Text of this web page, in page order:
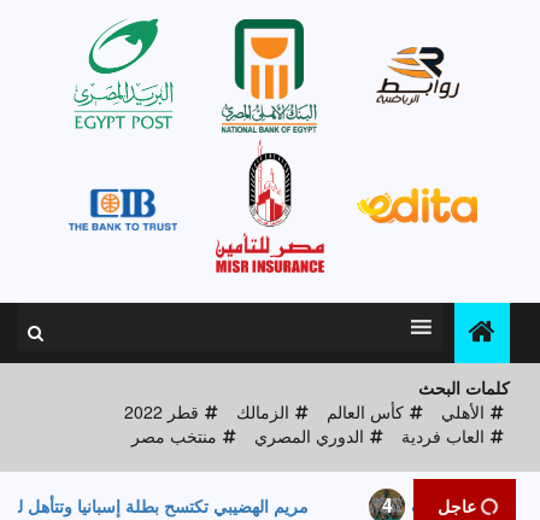
كلمات البحث
الأهلي
كأس العالم الزمالك
قطر 2022
العاب فردية
الدوري المصري منتخب مصر
عاجلمريم الهضيبي تكتسح بطلة إسبانيا وتتأهل للدور الثاني